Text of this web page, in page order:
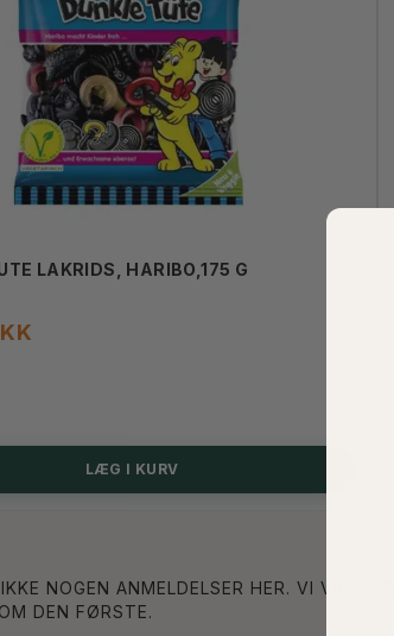
LAKRIDS, HARIBO,175 G
LÆG I KURV
NOGEN ANMELDELSER HER. VI VIL
DEN FØRSTE.